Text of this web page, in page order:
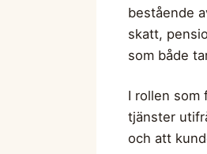
bestående
skatt,
som både
I rollen som
tjänster
och att